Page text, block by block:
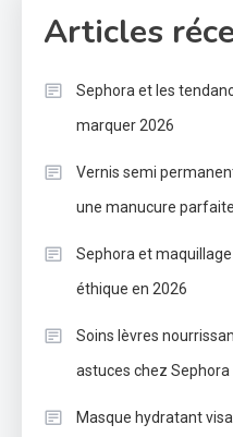
Articles
Sephora et les
marquer 2026
Vernis semi
une manucure parfaite
Sephora et
éthique en 2026
Soins lèvres
astuces chez Sephora
Masque hydratant